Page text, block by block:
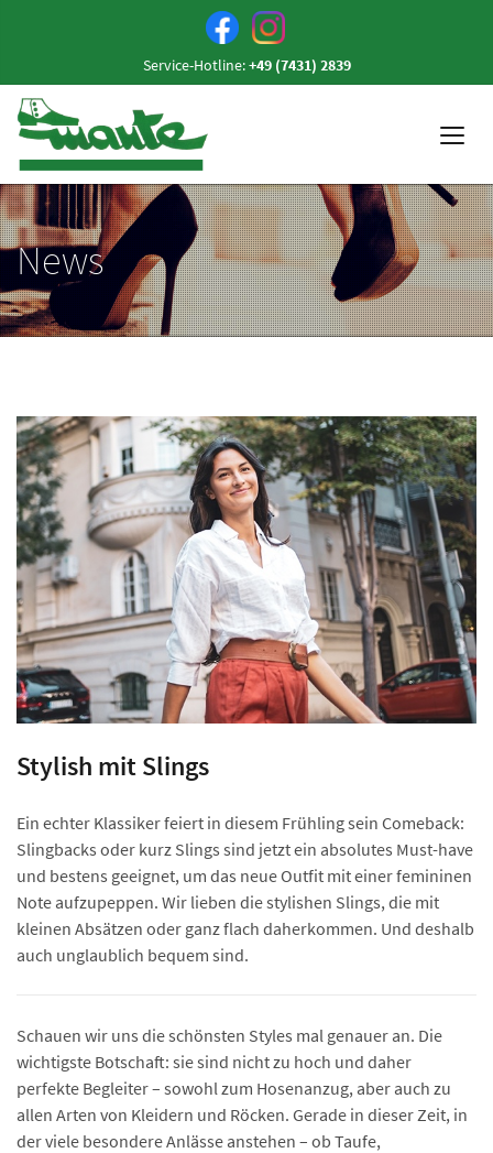
Service-Hotline:+49 (7431) 2839
News
Stylish mit Slings
Ein echter Klassiker feiert in diesem Frühling sein Comeback:
Slingbacks oder kurz Slings sind jetzt ein absolutes Must-have
und bestens geeignet, um das neue Outfit mit einer femininen
Note aufzupeppen. Wir lieben die stylishen Slings, die mit
kleinen Absätzen oder ganz flach daherkommen. Und deshalb
auch unglaublich bequem sind.
Schauen wir uns die schönsten Styles mal genauer an. Die
wichtigste Botschaft: sie sind nicht zu hoch und daher
perfekte Begleiter – sowohl zum Hosenanzug, aber auch zu
allen Arten von Kleidern und Röcken. Gerade in dieser Zeit, in
der viele besondere Anlässe anstehen – ob Taufe,